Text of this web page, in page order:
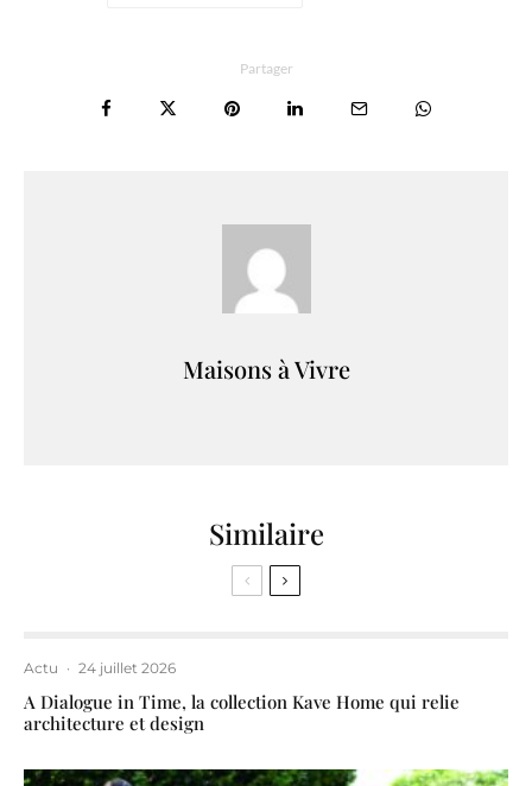
Partager
Maisons à Vivre
Similaire
Actu · 24 juillet 2026
A Dialogue in Time, la collection Kave Home qui relie
architecture et design